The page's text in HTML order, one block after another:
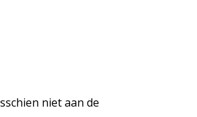
niet aan de